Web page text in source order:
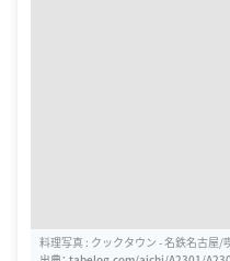
料理写真 : クックタウン - 名鉄名古屋/